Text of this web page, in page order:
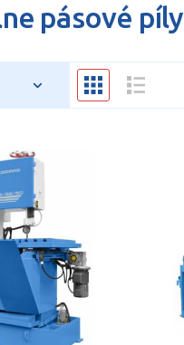
pásové píly